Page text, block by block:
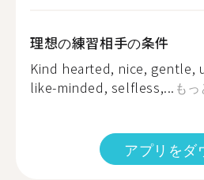
理想の練習相手の条件
Kind hearted, nice, gentle,
like-minded, selfless,... も
アプリをダ